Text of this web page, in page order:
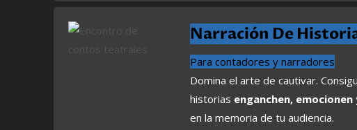
Narración De
Para contadores y narradores
Domina el arte de cautivar.
historias enganchen,
en la memoria de tu audiencia.